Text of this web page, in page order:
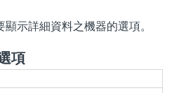
示詳細資料之機器的選項。
項